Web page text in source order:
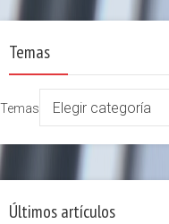
Temas
Temas
Últimos artículos